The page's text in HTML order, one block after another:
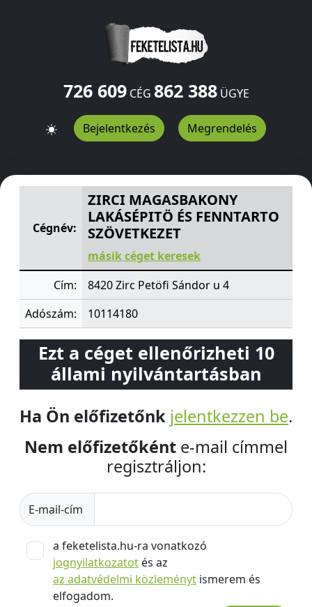
726 609CÉG 862 388ÜGYE
Bejelentkezés Megrendelés
ZIRCI MAGASBAKONY LAKÁSÉPITÖ ÉS FENNTARTO
Cégnév:
ZIRCI MAGASBAKONY
LAKÁSÉPITÖ ÉS FENNTARTO
SZÖVETKEZET
másik céget keresek
Cím:
8420 Zirc Petöfi Sándor u 4
Adószám:
10114180
Ezt a céget ellenőrizheti 10
állami nyilvántartásban
Ha Ön előfizetőnk jelentkezzen be.
Nem előfizetőként e-mail címmel
regisztráljon:
E-mail-cím
a feketelista.hu-ra vonatkozó
jognyilatkozatot és az
az adatvédelmi közleményt ismerem és
elfogadom.